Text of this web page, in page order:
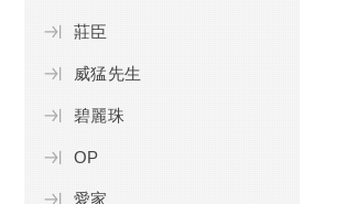
莊臣
威猛先生
碧麗珠
OP
愛家